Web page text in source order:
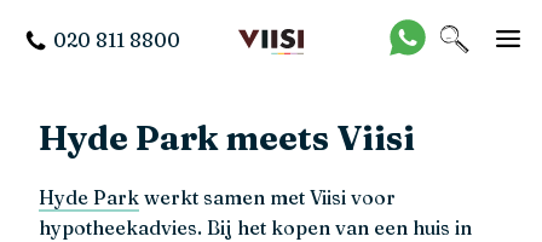
020 811 8800
Hyde Park meets Viisi
Hyde Park werkt samen met Viisi voor
hypotheekadvies. Bij het kopen van een huis in